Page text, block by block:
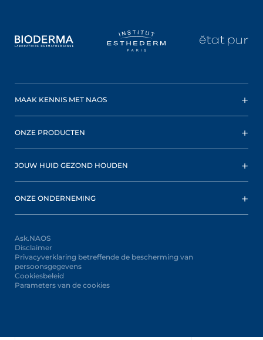
MAAK KENNIS MET NAOS
ONZE PRODUCTEN
JOUW HUID GEZOND HOUDEN
ONZE ONDERNEMING
Ask.NAOS
Disclaimer
Privacyverklaring betreffende de bescherming van
persoonsgegevens
Cookiesbeleid
Parameters van de cookies